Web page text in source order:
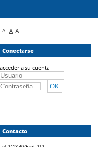
A- A A+
Conectarse
acceder a su cuenta
Contacto